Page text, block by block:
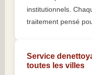
institutionnels.
traitement pensé
Service
toutes les villes